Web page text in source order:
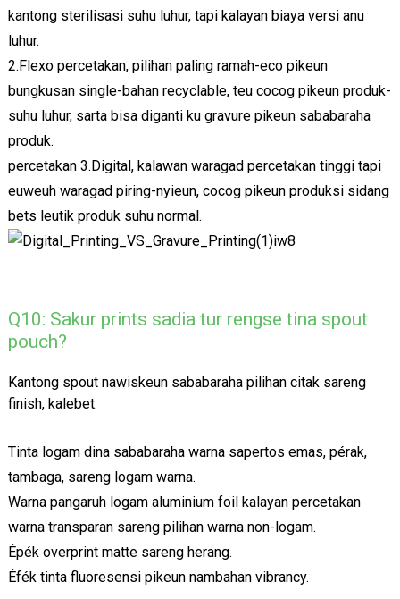
kantong sterilisasi suhu luhur, tapi kalayan biaya versi anu
luhur.
2.Flexo percetakan, pilihan paling ramah-eco pikeun
bungkusan single-bahan recyclable, teu cocog pikeun produk-
suhu luhur, sarta bisa diganti ku gravure pikeun sababaraha
produk.
percetakan 3.Digital, kalawan waragad percetakan tinggi tapi
euweuh waragad piring-nyieun, cocog pikeun produksi sidang
bets leutik produk suhu normal.
Q10: Sakur prints sadia tur rengse tina spout
pouch?
Kantong spout nawiskeun sababaraha pilihan citak sareng
finish, kalebet:
Tinta logam dina sababaraha warna sapertos emas, pérak,
tambaga, sareng logam warna.
Warna pangaruh logam aluminium foil kalayan percetakan
warna transparan sareng pilihan warna non-logam.
Épék overprint matte sareng herang.
Éfék tinta fluoresensi pikeun nambahan vibrancy.